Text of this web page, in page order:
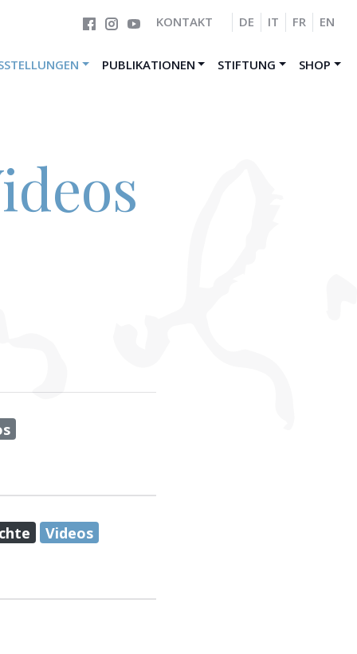
KONTAKT DE IT FR EN
PUBLIKATIONEN STIFTUNG SHOP
Videos